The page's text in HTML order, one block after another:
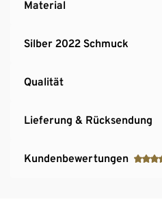
Material
Silber 2022 Schmuck
Qualität
Lieferung & Rücksendung
Kundenbewertungen